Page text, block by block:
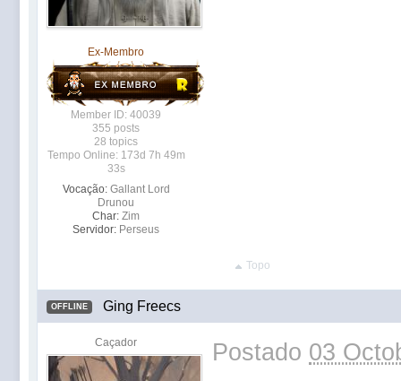
Ex-Membro
Member ID: 40039
355 posts
28 topics
Tempo Online: 173d 7h 49m
33s
Vocação: Gallant Lord
Drunou
Char: Zim
Servidor: Perseus
Topo
OFFLINE Ging Freecs
Caçador Postado 03